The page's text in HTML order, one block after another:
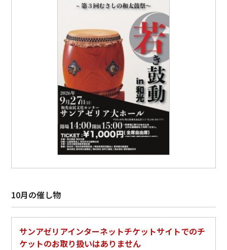
10月の催し物
サンアゼリアインターネットチケットサイトでのチ
ケットのお取り扱いはありません